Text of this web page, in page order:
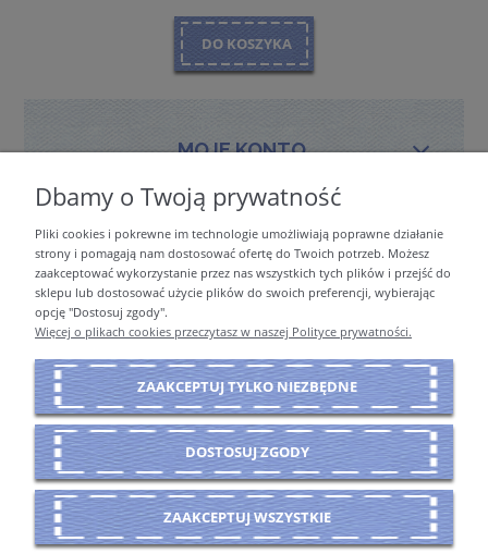
DO KOSZYKA
MOJE KONTO
PŁATNOŚCI I DOSTAWA
INFORMACJE
O NAS
POKAŻ PEŁNĄ WERSJĘ STRONY
Sklep internetowy Shoper Premium
Dbamy o Twoją prywatność
Pliki cookies i pokrewne im technologie umożliwiają poprawne działanie
strony i pomagają nam dostosować ofertę do Twoich potrzeb. Możesz
zaakceptować wykorzystanie przez nas wszystkich tych plików i przejść do
sklepu lub dostosować użycie plików do swoich preferencji, wybierając
opcję "Dostosuj zgody".
Więcej o plikach cookies przeczytasz w naszej Polityce prywatności.
ZAAKCEPTUJ TYLKO NIEZBĘDNE
DOSTOSUJ ZGODY
ZAAKCEPTUJ WSZYSTKIE